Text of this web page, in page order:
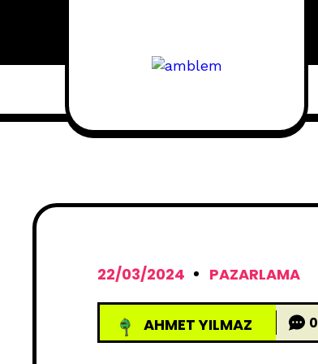
22/03/2024
PAZARLAMA
AHMET YILMAZ 0